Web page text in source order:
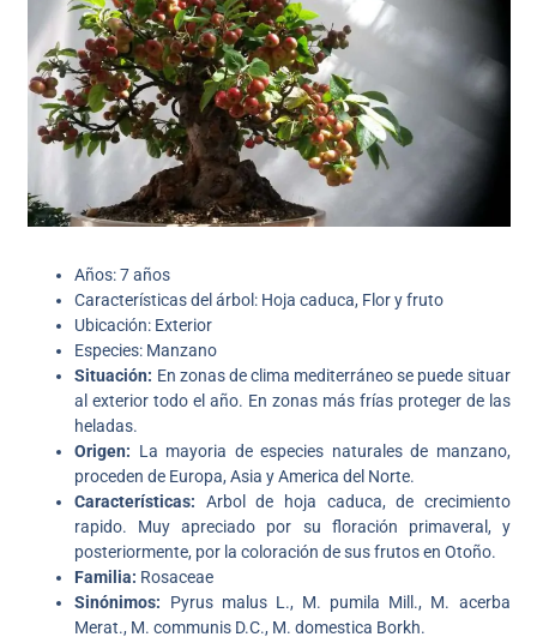
Años: 7 años
Características del árbol: Hoja caduca, Flor y fruto
Ubicación: Exterior
Especies: Manzano
Situación: En zonas de clima mediterráneo se puede situar
al exterior todo el año. En zonas más frías proteger de las
heladas.
Origen: La mayoria de especies naturales de manzano,
proceden de Europa, Asia y America del Norte.
Características: Arbol de hoja caduca, de crecimiento
rapido. Muy apreciado por su floración primaveral, y
posteriormente, por la coloración de sus frutos en Otoño.
Familia: Rosaceae
Sinónimos: Pyrus malus L., M. pumila Mill., M. acerba
Merat., M. communis D.C., M. domestica Borkh.